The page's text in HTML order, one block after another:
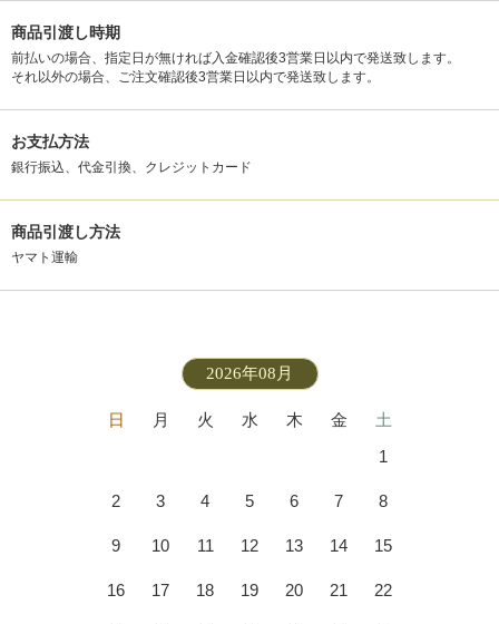
商品引渡し時期
前払いの場合、指定日が無ければ入金確認後3営業日以内で発送致します。
それ以外の場合、ご注文確認後3営業日以内で発送致します。
お支払方法
銀行振込、代金引換、クレジットカード
商品引渡し方法
ヤマト運輸
2026年08月
日 月 火 水 木 金
土
1
2 3 4 5 6 7 8
9 10 11 12 13 14 15
16 17 18 19 20 21 22